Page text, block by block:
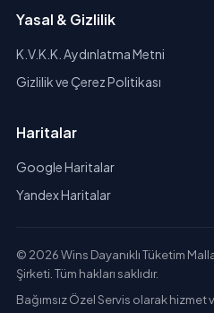
Yasal & Gizlilik
K.V.K.K. Aydınlatma Metni
Gizlilik ve Çerez Politikası
Haritalar
Google Haritalar
Yandex Haritalar
© 2026 Wins Dayanıklı Tüketim
Şirketi. Tüm hakları saklıdır.
Bağımsız Özel Servis olarak hizmet